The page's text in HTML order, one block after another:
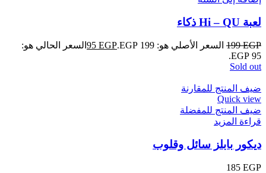
لعبة Hi – QU ذكاء
199EGP السعر الأصلي هو: 199 EGP. 95 EGP
السعر الحالي هو:
95 EGP.
Sold out
ضيف المنتج للمقارنة
Quick view
ضيف المنتج للمفضلة
قراءة المزيد
ديكور بابلز سائل وقلوب
185 EGP